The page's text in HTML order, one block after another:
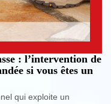
: l’intervention de
si vous êtes un
qui exploite un